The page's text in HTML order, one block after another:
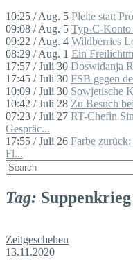
10:25 / Aug. 5 Pleite statt
09:08 / Aug. 5 Typ-C-Konto
09:22 / Aug. 4 Wildberries
08:29 / Aug. 1 Ein
17:57 / Juli 30 Doswidanja
17:45 / Juli 30 FSB gegen
10:09 / Juli 30 Sowjetische
10:42 / Juli 28 Zu Besuch
07:23 / Juli 27 RT-Chefin
Gespräc...
17:55 / Juli 26 Farbe
Fl...
Tag: Suppenkrieg
Zeitgeschehen
13.11.2020